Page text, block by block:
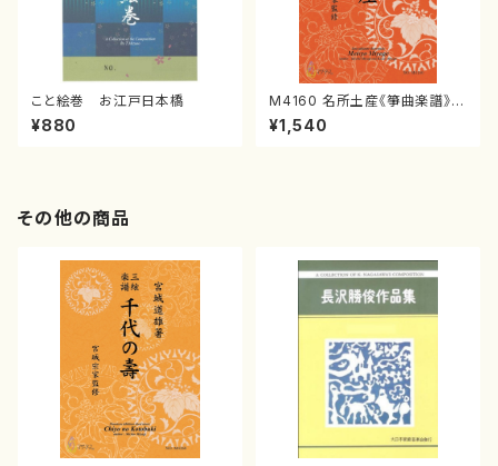
こと絵巻 お江戸日本橋
¥880
M4160 名所土産《箏曲楽譜》
（箏/宮城喜代子・宮城数江著・
宮城宗家監修/箏曲古典楽譜）
¥1,540
その他の商品